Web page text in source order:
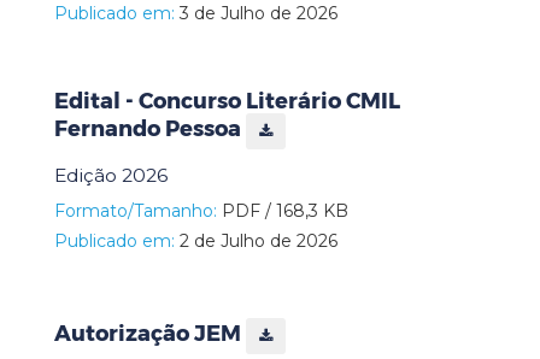
Publicado em: 3 de Julho de 2026
Edital - Concurso Literário CMIL
Fernando Pessoa
Edição 2026
Formato/Tamanho: PDF / 168,3 KB
Publicado em: 2 de Julho de 2026
Autorização JEM